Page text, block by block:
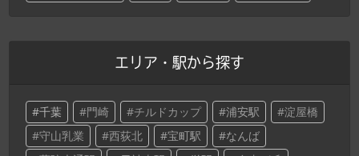
エリア・駅から探す
千葉 門崎 チルドカップ 浦安駅
淀屋橋
守山乳業
西荻北 宝町駅
なんば